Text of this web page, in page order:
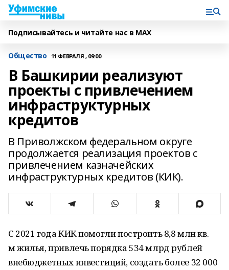
Подписывайтесь и читайте нас в MAX
Общество 11 ФЕВРАЛЯ , 09:00
В Башкирии реализуют
проекты с привлечением
инфраструктурных
кредитов
В Приволжском федеральном округе
продолжается реализация проектов с
привлечением казначейских
инфраструктурных кредитов (КИК).
С 2021 года КИК помогли построить 8,8 млн кв.
м жилья, привлечь порядка 534 млрд рублей
внебюджетных инвестиций, создать более 32 000